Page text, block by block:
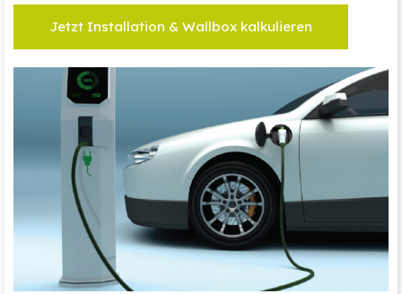
Jetzt Installation & Wallbox kalkulieren